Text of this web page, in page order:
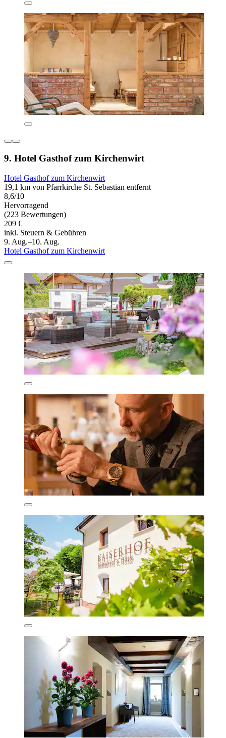
9. Hotel Gasthof zum Kirchenwirt
Hotel Gasthof zum Kirchenwirt
19,1 km von Pfarrkirche St. Sebastian entfernt
8,6/10
Hervorragend
(223 Bewertungen)
209 €
inkl. Steuern & Gebühren
9. Aug.–10. Aug.
Hotel Gasthof zum Kirchenwirt